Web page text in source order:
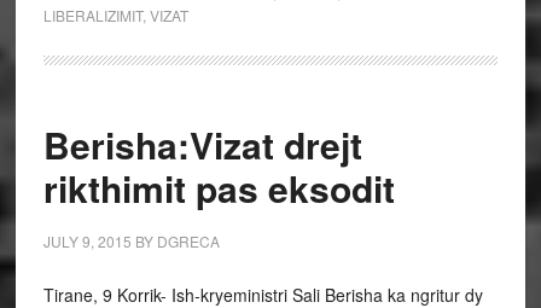
LIBERALIZIMIT, VIZAT
Berisha:Vizat drejt
rikthimit pas eksodit
JULY 9, 2015 BY DGRECA
Tirane, 9 Korrik- Ish-kryeministri Sali Berisha ka ngritur dy